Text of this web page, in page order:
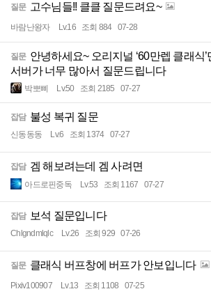
질문 고수님들!! 클클 질문드려요~
바람난왕자 Lv.16 조회 884 07-28
질문 안녕하세요~ 오리지널 ‘60만렙 클래식’
서버가 너무 많아서 질문드립니다
박뽀삐 Lv.50 조회 2185 07-27
잡담 불성 복귀 질문
신동동동 Lv.6 조회 1374 07-27
잡담 겜 해보려는데 겜 사려면
아드로핀중독 Lv.53 조회 1167 07-27
잡담 보석 질문입니다
Chlgndmlqlc Lv.26 조회 929 07-26
질문 클래식 버프창에 버프가 안보입니다
Pixiv100907 Lv.13 조회 1108 07-25